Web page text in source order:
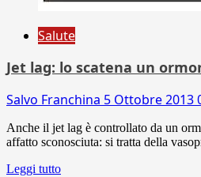
Salute
Jet lag: lo scatena un
Salvo Franchina 5 Ottobre 2013
Anche il jet lag è controllato da un
affatto sconosciuta: si tratta della
Leggi tutto